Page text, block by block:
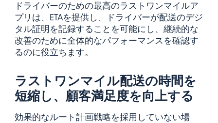
ドライバーのための最高のラストワンマイルア
プリは、ETAを提供し、ドライバーが配送のデジ
タル証明を記録することを可能にし、継続的な
改善のために全体的なパフォーマンスを確認す
るのに役立ちます。
ラストワンマイル配送の時間を
短縮し、顧客満足度を向上する
効果的なルート計画戦略を採用していない場